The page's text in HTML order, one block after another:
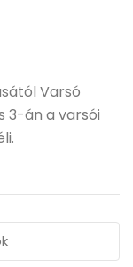
Varsó
3-án a varsói